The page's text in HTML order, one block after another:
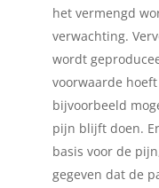
het vermengd
verwachting.
wordt
voorwaarde
bijvoorbeeld
pijn blijft doen.
basis voor de
gegeven dat de